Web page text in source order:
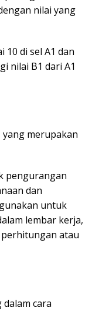
nilai yang
10 di sel A1 dan
nilai B1 dari A1
yang merupakan
pengurangan
dan
untuk
lembar kerja,
atau
cara